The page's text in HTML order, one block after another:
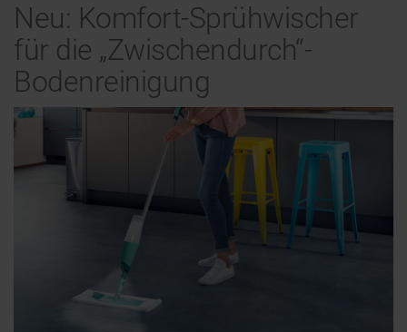
Neu: Komfort-Sprühwischer
für die „Zwischendurch“-
Bodenreinigung